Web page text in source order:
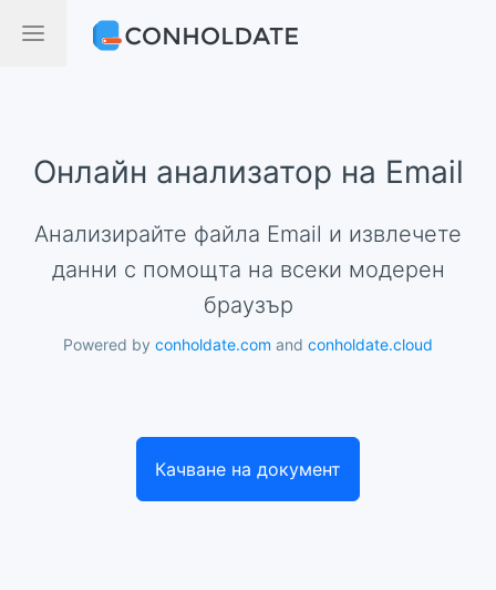
Онлайн анализатор на Email
Анализирайте файла Email и извлечете
данни с помощта на всеки модерен
браузър
Powered by conholdate.com and conholdate.cloud
Качване на документ